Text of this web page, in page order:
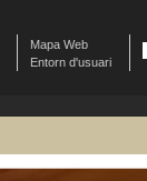
Mapa Web
Entorn d'usuari